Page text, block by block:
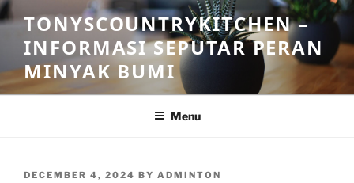
Skip
to
content
TONYSCOUNTRYKITCHEN –
INFORMASI SEPUTAR PERAN
MINYAK BUMI
Menu
POSTED
DECEMBER 4, 2024 BY ADMINTON